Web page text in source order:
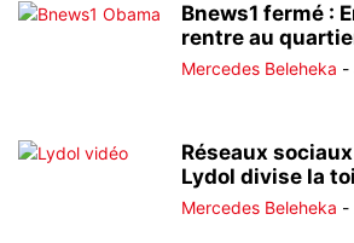
Bnews1 fermé :
rentre au
Mercedes Beleheka -
Réseaux
Lydol divise la
Mercedes Beleheka -